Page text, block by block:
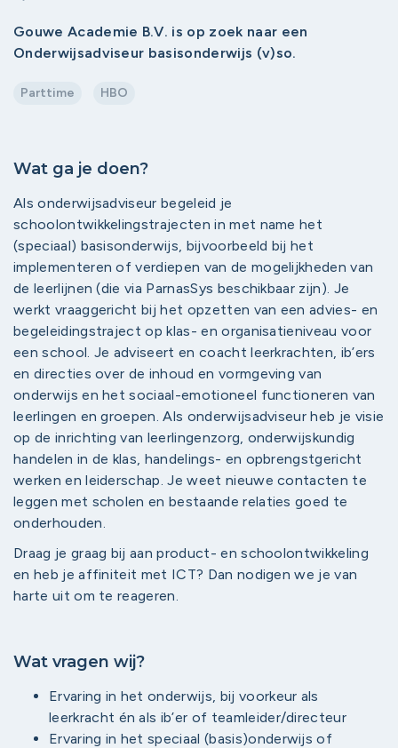
Gouwe Academie B.V. is op zoek naar een
Onderwijsadviseur basisonderwijs (v)so.
Parttime HBO
Wat ga je doen?
Als onderwijsadviseur begeleid je
schoolontwikkelingstrajecten in met name het
(speciaal) basisonderwijs, bijvoorbeeld bij het
implementeren of verdiepen van de mogelijkheden van
de leerlijnen (die via ParnasSys beschikbaar zijn). Je
werkt vraaggericht bij het opzetten van een advies- en
begeleidingstraject op klas- en organisatieniveau voor
een school. Je adviseert en coacht leerkrachten, ib’ers
en directies over de inhoud en vormgeving van
onderwijs en het sociaal-emotioneel functioneren van
leerlingen en groepen. Als onderwijsadviseur heb je visie
op de inrichting van leerlingenzorg, onderwijskundig
handelen in de klas, handelings- en opbrengstgericht
werken en leiderschap. Je weet nieuwe contacten te
leggen met scholen en bestaande relaties goed te
onderhouden.
Draag je graag bij aan product- en schoolontwikkeling
en heb je affiniteit met ICT? Dan nodigen we je van
harte uit om te reageren.
Wat vragen wij?
Ervaring in het onderwijs, bij voorkeur als
leerkracht én als ib’er of teamleider/directeur
Ervaring in het speciaal (basis)onderwijs of